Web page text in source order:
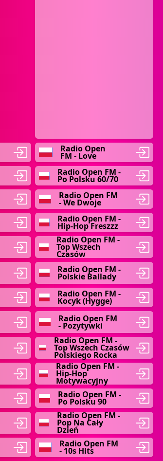
Radio Open
FM - Love
Radio Open FM -
Po Polsku 60/70
Radio Open FM
- We Dwoje
Radio Open FM -
Hip-Hop Freszzz
Radio Open FM -
Top Wszech
Czasów
Radio Open FM -
Polskie Ballady
Radio Open FM -
Kocyk (Hygge)
Radio Open FM
- Pozytywki
Radio Open FM -
Top Wszech Czasów
Polskiego Rocka
Radio Open FM -
Hip-Hop
Motywacyjny
Radio Open FM -
Po Polsku 90
Radio Open FM -
Pop Na Cały
Dzień
Radio Open FM
- 10s Hits